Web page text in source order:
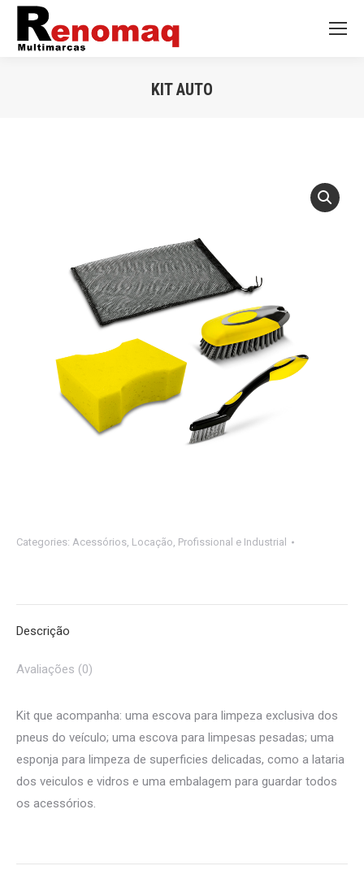
KIT AUTO
Categories: Acessórios, Locação, Profissional e Industrial
Descrição
Avaliações (0)
Kit que acompanha: uma escova para limpeza exclusiva dos
pneus do veículo; uma escova para limpesas pesadas; uma
esponja para limpeza de superficies delicadas, como a lataria
dos veiculos e vidros e uma embalagem para guardar todos
os acessórios.